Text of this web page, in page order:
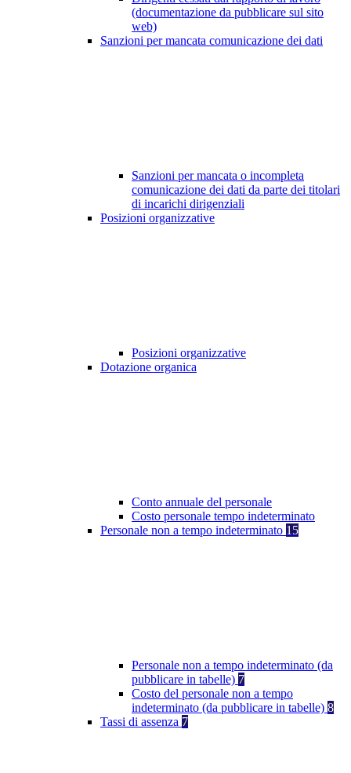
(documentazione da pubblicare sul sito
web)
Sanzioni per mancata comunicazione dei dati
Sanzioni per mancata o incompleta
comunicazione dei dati da parte dei titolari
di incarichi dirigenziali
Posizioni organizzative
Posizioni organizzative
Dotazione organica
Conto annuale del personale
Costo personale tempo indeterminato
Personale non a tempo indeterminato 15
Personale non a tempo indeterminato (da
pubblicare in tabelle) 7
Costo del personale non a tempo
indeterminato (da pubblicare in tabelle) 8
Tassi di assenza 7